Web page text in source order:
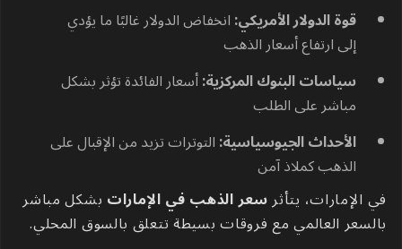
قوة الدولار الأمريكي:انخفاض الدولار غالبًا ما يؤدي
إلى ارتفاع أسعار الذهب
سياسات البنوك المركزية:أسعار الفائدة تؤثر بشكل
مباشر على الطلب
الأحداث الجيوسياسية:التوترات تزيد من الإقبال على
الذهب كملاذ آمن
في الإمارات، يتأثرسعر الذهب في الإمارات بشكل مباشر
بالسعر العالمي مع فروقات بسيطة تتعلق بالسوق المحلي.